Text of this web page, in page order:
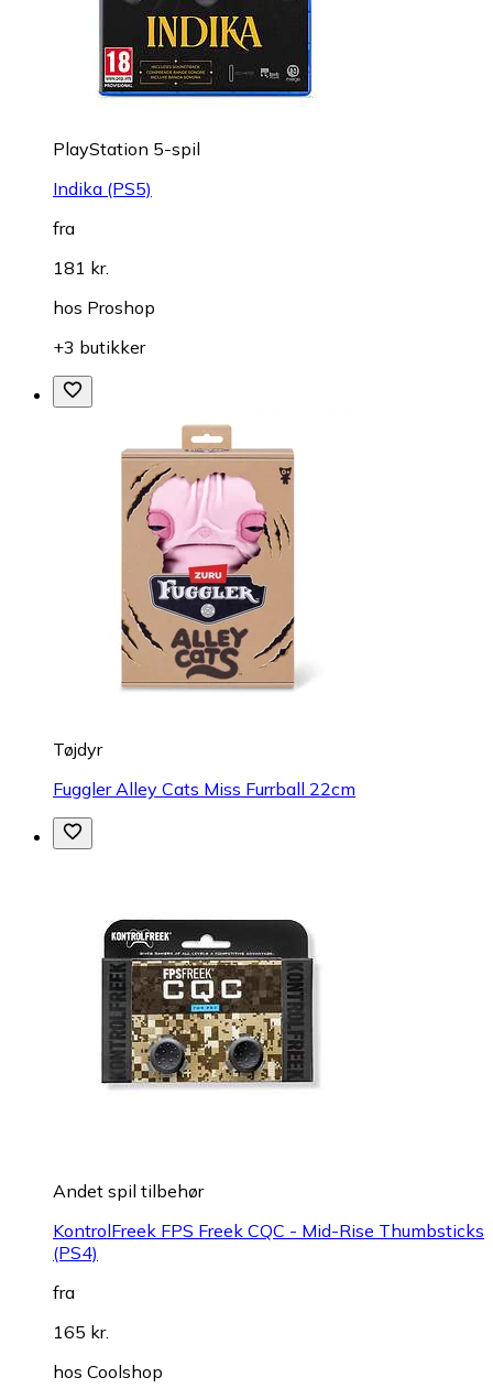
PlayStation 5-spil
Indika (PS5)
fra
181 kr.
hos Proshop
+3 butikker
Tøjdyr
Fuggler Alley Cats Miss Furrball 22cm
Andet spil tilbehør
KontrolFreek FPS Freek CQC - Mid-Rise Thumbsticks
(PS4)
fra
165 kr.
hos Coolshop